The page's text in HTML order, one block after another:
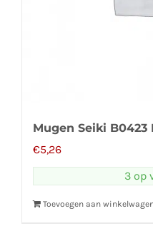
Mugen Seiki B0423
€5,26
3 op
Toevoegen aan